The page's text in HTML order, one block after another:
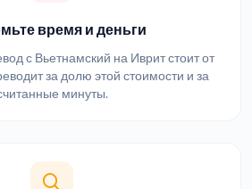
время и деньги
с Вьетнамский на Иврит стоит от
за долю этой стоимости и за
минуты.